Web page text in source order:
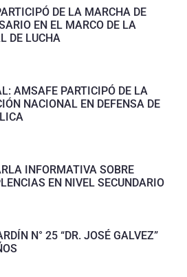
DE LA MARCHA DE
EN EL MARCO DE LA
DE LUCHA
AMSAFE PARTICIPÓ DE LA
NACIONAL EN DEFENSA DE
INFORMATIVA SOBRE
EN NIVEL SECUNDARIO
N° 25 “DR. JOSÉ GALVEZ”